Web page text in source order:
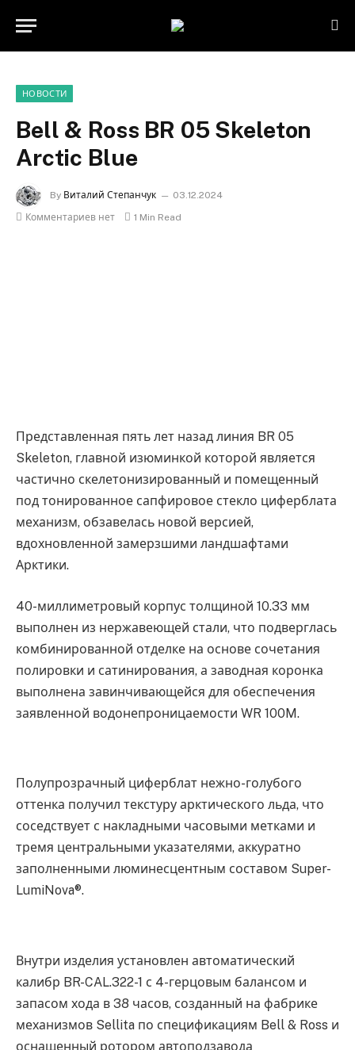
НОВОСТИ
Bell & Ross BR 05 Skeleton
Arctic Blue
By Виталий Степанчук
03.12.2024
Комментариев нет
1 Min Read
Представленная пять лет назад линия BR 05
Skeleton, главной изюминкой которой является
частично скелетонизированный и помещенный
под тонированное сапфировое стекло циферблата
механизм, обзавелась новой версией,
вдохновленной замерзшими ландшафтами
Арктики.
40-миллиметровый корпус толщиной 10.33 мм
выполнен из нержавеющей стали, что подверглась
комбинированной отделке на основе сочетания
полировки и сатинирования, а заводная коронка
выполнена завинчивающейся для обеспечения
заявленной водонепроницаемости WR 100M.
Полупрозрачный циферблат нежно-голубого
оттенка получил текстуру арктического льда, что
соседствует с накладными часовыми метками и
тремя центральными указателями, аккуратно
заполненными люминесцентным составом Super-
LumiNova®.
Внутри изделия установлен автоматический
калибр BR-CAL.322-1 с 4-герцовым балансом и
запасом хода в 38 часов, созданный на фабрике
механизмов Sellita по спецификациям Bell & Ross и
оснащенный ротором автоподзавода